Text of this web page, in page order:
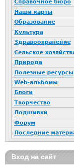
Справочное бюро
Наши карты
Образование
Культура
Здравоохранение
Сельское
Природа
Полезные ресурсы
Web-альбомы
Блоги
Творчество
Подшивки
Форум
Последние
Вход на сайт